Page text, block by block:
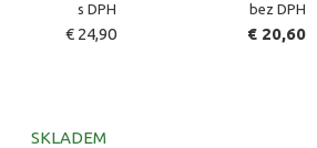
s DPH bez DPH
€ 24,90 € 20,60
SKLADEM